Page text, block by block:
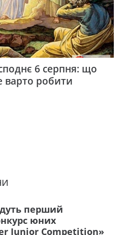
6 серпня: що
варто робити
перший
юних
Junior Competition»